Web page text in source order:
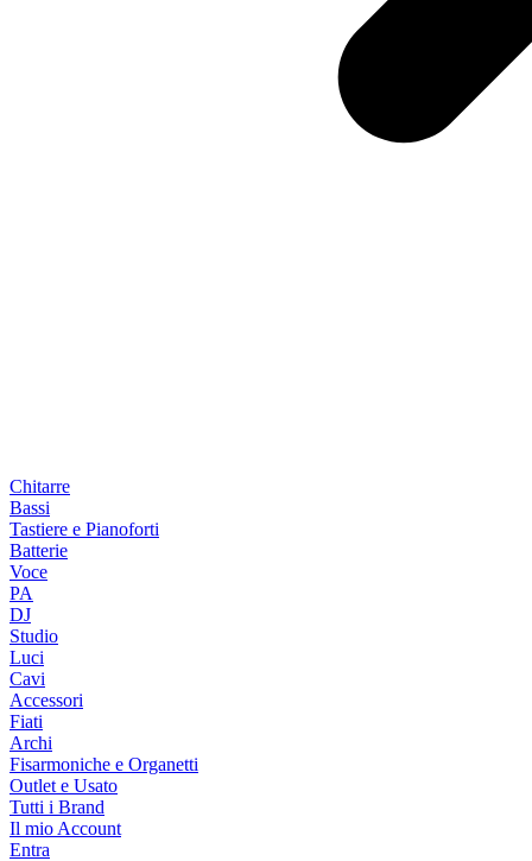
Chitarre
Bassi
Tastiere e Pianoforti
Batterie
Voce
PA
DJ
Studio
Luci
Cavi
Accessori
Fiati
Archi
Fisarmoniche e Organetti
Outlet e Usato
Tutti i Brand
Il mio Account
Entra